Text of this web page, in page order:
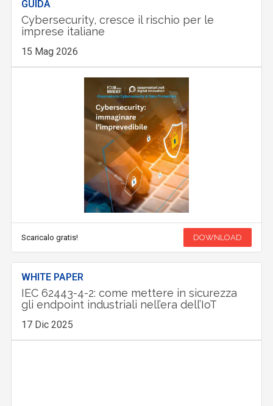
GUIDA
Cybersecurity, cresce il rischio per le
imprese italiane
15 Mag 2026
Scaricalo gratis! DOWNLOAD
WHITE PAPER
IEC 62443-4-2: come mettere in sicurezza
gli endpoint industriali nell’era dell’IoT
17 Dic 2025